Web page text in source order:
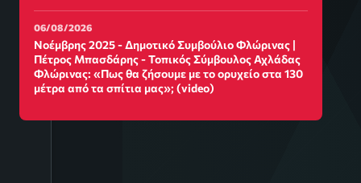
06/08/2026
Νοέμβρης 2025 - Δημοτικό Συμβούλιο Φλώρινας |
Πέτρος Μπασδάρης - Τοπικός Σύμβουλος Αχλάδας
Φλώρινας: «Πως θα ζήσουμε με το ορυχείο στα 130
μέτρα από τα σπίτια μας»; (video)